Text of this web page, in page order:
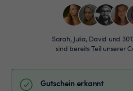
Sarah, Julia, David und
sind bereits Teil unserer
Gutschein erkannt